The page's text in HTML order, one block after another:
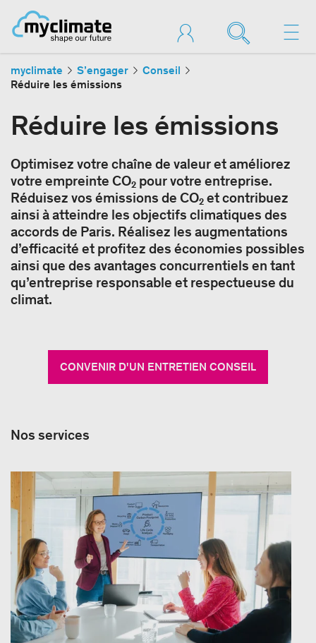
myclimate S’engager
Conseil
Réduire les émissions
Réduire les émissions
Optimisez votre chaîne de valeur et améliorez
votre empreinte CO₂ pour votre entreprise.
Réduisez vos émissions de CO₂ et contribuez
ainsi à atteindre les objectifs climatiques des
accords de Paris. Réalisez les augmentations
d’efficacité et profitez des économies possibles
ainsi que des avantages concurrentiels en tant
qu’entreprise responsable et respectueuse du
climat.
CONVENIR D'UN ENTRETIEN CONSEIL
Nos services